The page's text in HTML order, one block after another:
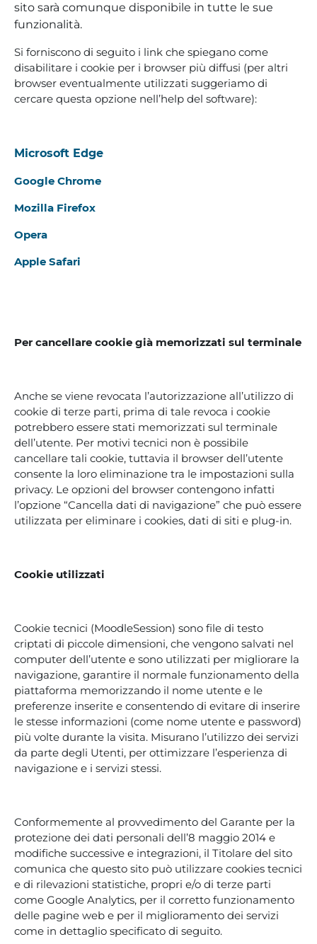
sito sarà comunque disponibile in tutte le sue
funzionalità.
Si forniscono di seguito i link che spiegano come
disabilitare i cookie per i browser più diffusi (per altri
browser eventualmente utilizzati suggeriamo di
cercare questa opzione nell’help del software):
Microsoft Edge
Google Chrome
Mozilla Firefox
Opera
Apple Safari
Per cancellare cookie già memorizzati sul terminale
Anche se viene revocata l’autorizzazione all’utilizzo di
cookie di terze parti, prima di tale revoca i cookie
potrebbero essere stati memorizzati sul terminale
dell’utente. Per motivi tecnici non è possibile
cancellare tali cookie, tuttavia il browser dell’utente
consente la loro eliminazione tra le impostazioni sulla
privacy. Le opzioni del browser contengono infatti
l’opzione “Cancella dati di navigazione” che può essere
utilizzata per eliminare i cookies, dati di siti e plug-in.
Cookie utilizzati
Cookie tecnici (MoodleSession) sono file di testo
criptati di piccole dimensioni, che vengono salvati nel
computer dell’utente e sono utilizzati per migliorare la
navigazione, garantire il normale funzionamento della
piattaforma memorizzando il nome utente e le
preferenze inserite e consentendo di evitare di inserire
le stesse informazioni (come nome utente e password)
più volte durante la visita. Misurano l’utilizzo dei servizi
da parte degli Utenti, per ottimizzare l’esperienza di
navigazione e i servizi stessi.
Conformemente al provvedimento del Garante per la
protezione dei dati personali dell’8 maggio 2014 e
modifiche successive e integrazioni, il Titolare del sito
comunica che questo sito può utilizzare cookies tecnici
e di rilevazioni statistiche, propri e/o di terze parti
come Google Analytics, per il corretto funzionamento
delle pagine web e per il miglioramento dei servizi
come in dettaglio specificato di seguito.